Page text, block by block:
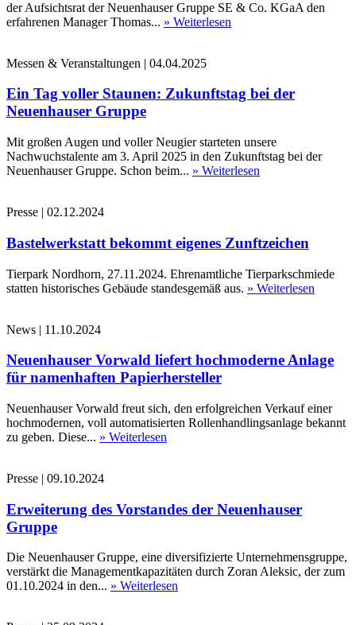
der Aufsichtsrat der Neuenhauser Gruppe SE & Co. KGaA den
erfahrenen Manager Thomas... » Weiterlesen
Messen & Veranstaltungen | 04.04.2025
Ein Tag voller Staunen: Zukunftstag bei der
Neuenhauser Gruppe
Mit großen Augen und voller Neugier starteten unsere
Nachwuchstalente am 3. April 2025 in den Zukunftstag bei der
Neuenhauser Gruppe. Schon beim... » Weiterlesen
Presse | 02.12.2024
Bastelwerkstatt bekommt eigenes Zunftzeichen
Tierpark Nordhorn, 27.11.2024. Ehrenamtliche Tierparkschmiede
statten historisches Gebäude standesgemäß aus. » Weiterlesen
News | 11.10.2024
Neuenhauser Vorwald liefert hochmoderne Anlage
für namenhaften Papierhersteller
Neuenhauser Vorwald freut sich, den erfolgreichen Verkauf einer
hochmodernen, voll automatisierten Rollenhandlingsanlage bekannt
zu geben. Diese... » Weiterlesen
Presse | 09.10.2024
Erweiterung des Vorstandes der Neuenhauser
Gruppe
Die Neuenhauser Gruppe, eine diversifizierte Unternehmensgruppe,
verstärkt die Managementkapazitäten durch Zoran Aleksic, der zum
01.10.2024 in den... » Weiterlesen